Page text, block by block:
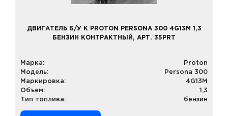
ДВИГАТЕЛЬ Б/У К PROTON PERSONA 300 4G13M 1,3
БЕНЗИН КОНТРАКТНЫЙ, АРТ. 35PRT
Марка:
Proton
Модель:
Persona 300
Маркировка:
4G13M
Объем:
1,3
Тип топлива:
бензин